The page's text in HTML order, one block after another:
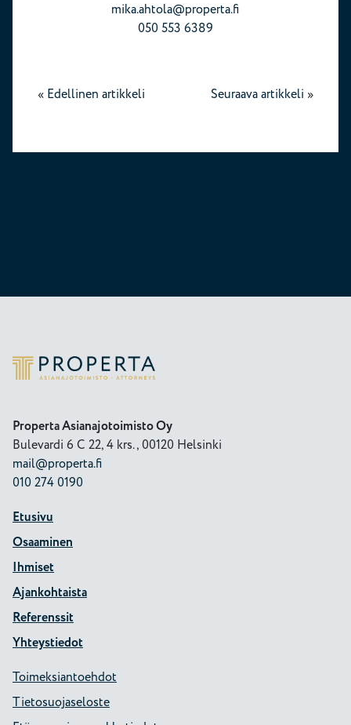
mika.ahtola@properta.fi
050 553 6389
« Edellinen artikkeli Seuraava artikkeli »
Properta
Properta Asianajotoimisto Oy
Bulevardi 6 C 22, 4 krs., 00120 Helsinki
mail@properta.fi
010 274 0190
Etusivu
Osaaminen
Ihmiset
Ajankohtaista
Referenssit
Yhteystiedot
Toimeksiantoehdot
Tietosuojaseloste